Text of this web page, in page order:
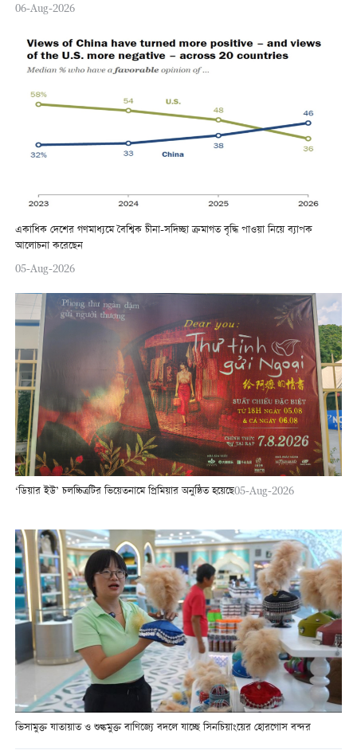
06-Aug-2026
একাধিক দেশের গণমাধ্যমে বৈশ্বিক চীনা-সদিচ্ছা ক্রমাগত বৃদ্ধি পাওয়া নিয়ে ব্যাপক
আলোচনা করেছেন
05-Aug-2026
‘ডিয়ার ইউ’ চলচ্চিত্রটির ভিয়েতনামে প্রিমিয়ার অনুষ্ঠিত হয়েছে05-Aug-2026
ভিসামুক্ত যাতায়াত ও শুল্কমুক্ত বাণিজ্যে বদলে যাচ্ছে সিনচিয়াংয়ের হোরগোস বন্দর